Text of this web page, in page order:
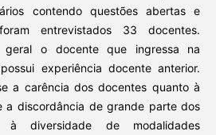
contendo questões abertas e
entrevistados 33 docentes.
geral o docente que ingressa na
experiência docente anterior.
a carência dos docentes quanto à
a discordância de grande parte dos
à diversidade de modalidades